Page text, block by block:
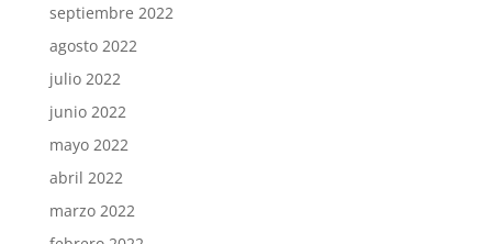
septiembre 2022
agosto 2022
julio 2022
junio 2022
mayo 2022
abril 2022
marzo 2022